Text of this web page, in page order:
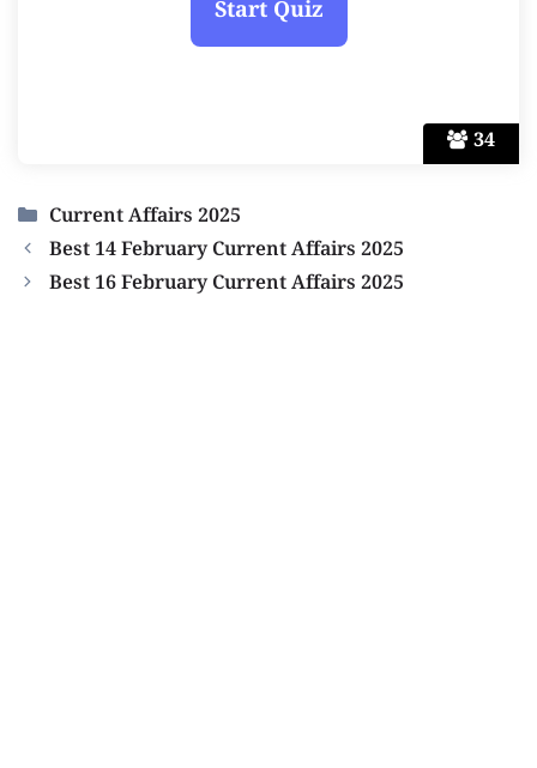
34
Categories
Current Affairs 2025
Best 14 February Current Affairs 2025
Best 16 February Current Affairs 2025